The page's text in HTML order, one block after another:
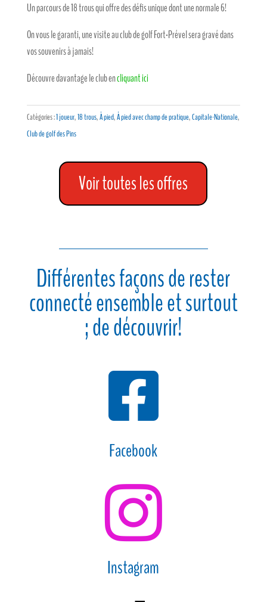
Un parcours de 18 trous qui offre des défis unique dont une normale 6!
On vous le garanti, une visite au club de golf Fort-Prével sera gravé dans
vos souvenirs à jamais!
Découvre davantage le club encliquant ici
Catégories :1 joueur,18 trous,À pied,À pied avec champ de pratique,Capitale-Nationale,
Club de golf des Pins
Voir toutes les offres
Différentes façons de rester
connecté ensemble et surtout
; de découvrir!

Facebook

Instagram